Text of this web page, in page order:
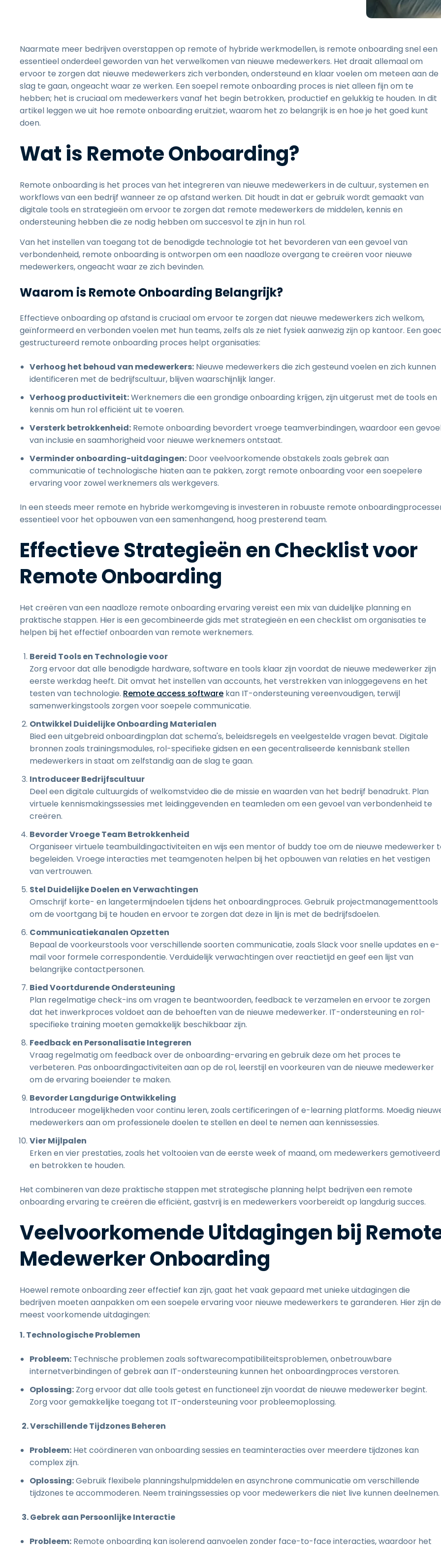
Wacom
Toegang op afstand voor
Labo's
Endpoint-beveiliging
Ontdek alle behoeften Ontdek
Naarmate meer bedrijven overstappen op remote of hybride werkmodellen, is remote onboarding snel een
essentieel onderdeel geworden van het verwelkomen van nieuwe medewerkers. Het draait allemaal om
ervoor te zorgen dat nieuwe medewerkers zich verbonden, ondersteund en klaar voelen om meteen aan de
slag te gaan, ongeacht waar ze werken. Een soepel remote onboarding proces is niet alleen fijn om te
hebben; het is cruciaal om medewerkers vanaf het begin betrokken, productief en gelukkig te houden. In dit
artikel leggen we uit hoe remote onboarding eruitziet, waarom het zo belangrijk is en hoe je het goed kunt
doen.
Wat is Remote Onboarding?
Remote onboarding is het proces van het integreren van nieuwe medewerkers in de cultuur, systemen en
workflows van een bedrijf wanneer ze op afstand werken. Dit houdt in dat er gebruik wordt gemaakt van
digitale tools en strategieën om ervoor te zorgen dat remote medewerkers de middelen, kennis en
ondersteuning hebben die ze nodig hebben om succesvol te zijn in hun rol.
Van het instellen van toegang tot de benodigde technologie tot het bevorderen van een gevoel van
verbondenheid, remote onboarding is ontworpen om een naadloze overgang te creëren voor nieuwe
medewerkers, ongeacht waar ze zich bevinden.
Waarom is Remote Onboarding Belangrijk?
Effectieve onboarding op afstand is cruciaal om ervoor te zorgen dat nieuwe medewerkers zich welkom,
geïnformeerd en verbonden voelen met hun teams, zelfs als ze niet fysiek aanwezig zijn op kantoor. Een
gestructureerd remote onboarding proces helpt organisaties:
Verhoog het behoud van medewerkers: Nieuwe medewerkers die zich gesteund voelen en zich kunnen
identificeren met de bedrijfscultuur, blijven waarschijnlijk langer.
Verhoog productiviteit:Werknemers die een grondige onboarding krijgen, zijn uitgerust met de tools en
kennis om hun rol efficiënt uit te voeren.
Versterk betrokkenheid: Remote onboarding bevordert vroege teamverbindingen, waardoor een
van inclusie en saamhorigheid voor nieuwe werknemers ontstaat.
Verminder onboarding-uitdagingen: Door veelvoorkomende obstakels zoals gebrek aan
communicatie of technologische hiaten aan te pakken, zorgt remote onboarding voor een soepelere
ervaring voor zowel werknemers als werkgevers.
In een steeds meer remote en hybride werkomgeving is investeren in robuuste remote
essentieel voor het opbouwen van een samenhangend, hoog presterend team.
Effectieve Strategieën en Checklist voor
Remote Onboarding
Het creëren van een naadloze remote onboarding ervaring vereist een mix van duidelijke planning en
praktische stappen. Hier is een gecombineerde gids met strategieën en een checklist om organisaties te
helpen bij het effectief onboarden van remote werknemers.
Bereid Tools en Technologie voor
Zorg ervoor dat alle benodigde hardware, software en tools klaar zijn voordat de nieuwe medewerker zijn
eerste werkdag heeft. Dit omvat het instellen van accounts, het verstrekken van inloggegevens en het
testen van technologie. Remote access software kan IT-ondersteuning vereenvoudigen, terwijl
samenwerkingstools zorgen voor soepele communicatie.
Ontwikkel Duidelijke Onboarding Materialen
Bied een uitgebreid onboardingplan dat schema's, beleidsregels en veelgestelde vragen bevat. Digitale
bronnen zoals trainingsmodules, rol-specifieke gidsen en een gecentraliseerde kennisbank stellen
medewerkers in staat om zelfstandig aan de slag te gaan.
Introduceer Bedrijfscultuur
Deel een digitale cultuurgids of welkomstvideo die de missie en waarden van het bedrijf benadrukt. Plan
virtuele kennismakingssessies met leidinggevenden en teamleden om een gevoel van verbondenheid te
creëren.
Bevorder Vroege Team Betrokkenheid
Organiseer virtuele teambuildingactiviteiten en wijs een mentor of buddy toe om de nieuwe medewerker
begeleiden. Vroege interacties met teamgenoten helpen bij het opbouwen van relaties en het vestigen
van vertrouwen.
Stel Duidelijke Doelen en Verwachtingen
Omschrijf korte- en langetermijndoelen tijdens het onboardingproces. Gebruik projectmanagementtools
om de voortgang bij te houden en ervoor te zorgen dat deze in lijn is met de bedrijfsdoelen.
Communicatiekanalen Opzetten
Bepaal de voorkeurstools voor verschillende soorten communicatie, zoals Slack voor snelle updates en e-
mail voor formele correspondentie. Verduidelijk verwachtingen over reactietijd en geef een lijst van
belangrijke contactpersonen.
Bied Voortdurende Ondersteuning
Plan regelmatige check-ins om vragen te beantwoorden, feedback te verzamelen en ervoor te zorgen
dat het inwerkproces voldoet aan de behoeften van de nieuwe medewerker. IT-ondersteuning en rol-
specifieke training moeten gemakkelijk beschikbaar zijn.
Feedback en Personalisatie Integreren
Vraag regelmatig om feedback over de onboarding-ervaring en gebruik deze om het proces te
verbeteren. Pas onboardingactiviteiten aan op de rol, leerstijl en voorkeuren van de nieuwe medewerker
om de ervaring boeiender te maken.
Bevorder Langdurige Ontwikkeling
Introduceer mogelijkheden voor continu leren, zoals certificeringen of e-learning platforms. Moedig
medewerkers aan om professionele doelen te stellen en deel te nemen aan kennissessies.
Vier Mijlpalen
Erken en vier prestaties, zoals het voltooien van de eerste week of maand, om medewerkers gemotiveerd
en betrokken te houden.
Het combineren van deze praktische stappen met strategische planning helpt bedrijven een remote
onboarding ervaring te creëren die efficiënt, gastvrij is en medewerkers voorbereidt op langdurig succes.
Veelvoorkomende Uitdagingen bij
Medewerker Onboarding
Hoewel remote onboarding zeer effectief kan zijn, gaat het vaak gepaard met unieke uitdagingen die
bedrijven moeten aanpakken om een soepele ervaring voor nieuwe medewerkers te garanderen. Hier zijn de
meest voorkomende uitdagingen:
1. Technologische Problemen
Probleem: Technische problemen zoals softwarecompatibiliteitsproblemen, onbetrouwbare
internetverbindingen of gebrek aan IT-ondersteuning kunnen het onboardingproces verstoren.
Oplossing: Zorg ervoor dat alle tools getest en functioneel zijn voordat de nieuwe medewerker begint.
Zorg voor gemakkelijke toegang tot IT-ondersteuning voor probleemoplossing.
2. Verschillende Tijdzones Beheren
Probleem: Het coördineren van onboarding sessies en teaminteracties over meerdere tijdzones kan
complex zijn.
Oplossing:Gebruik flexibele planningshulpmiddelen en asynchrone communicatie om verschillende
tijdzones te accommoderen. Neem trainingssessies op voor medewerkers die niet live kunnen deelnemen.
3. Gebrek aan Persoonlijke Interactie
Probleem: Remote onboarding kan isolerend aanvoelen zonder face-to-face interacties, waardoor het